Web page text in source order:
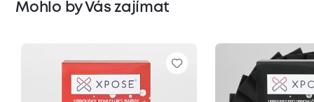
Mohlo by Vás zajímat